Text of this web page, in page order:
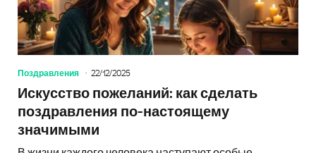
Поздравления 22/12/2025
Искусство пожеланий: как сделать
поздравления по-настоящему
значимыми